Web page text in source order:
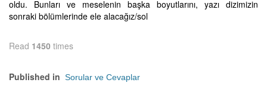
oldu. Bunları ve meselenin başka boyutlarını, yazı dizimizin
sonraki bölümlerinde ele alacağız/sol
Read 1450 times
Published in Sorular ve Cevaplar